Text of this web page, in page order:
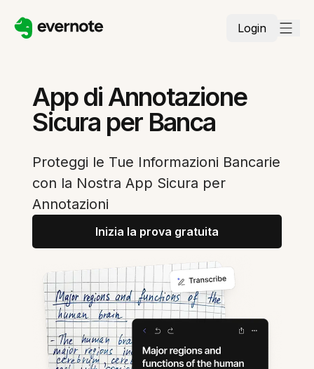
Login
App di Annotazione
Sicura per Banca
Proteggi le Tue Informazioni Bancarie
con la Nostra App Sicura per
Annotazioni
Inizia la prova gratuita